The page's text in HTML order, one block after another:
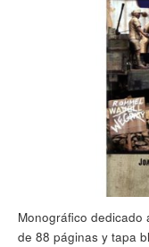
Monográfico dedicado
de 88 páginas y tapa